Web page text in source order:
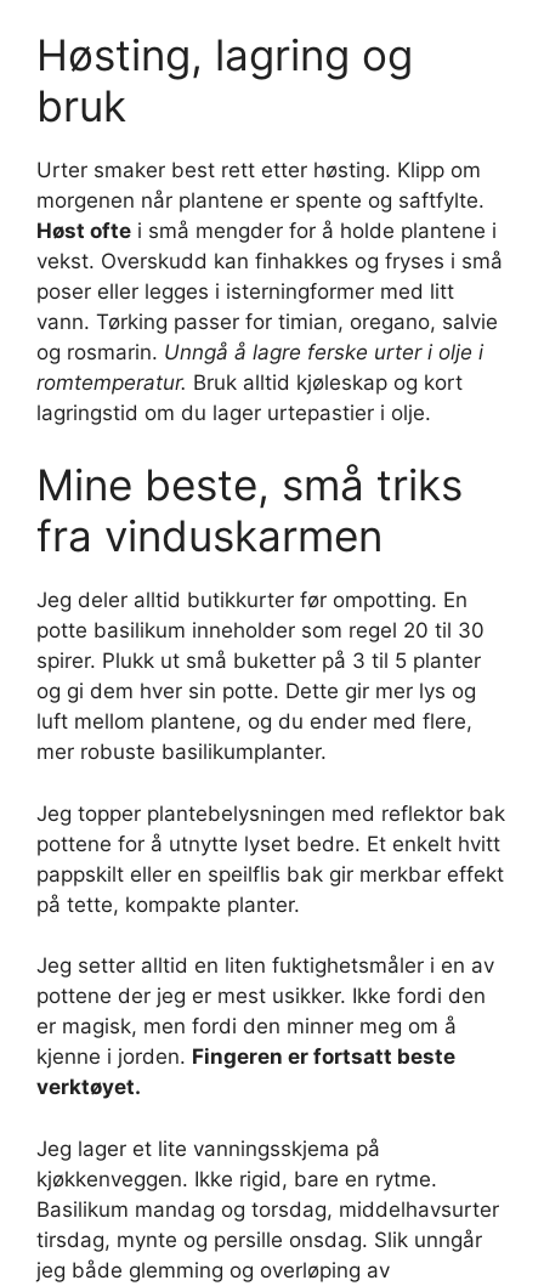
Høsting, lagring og
bruk
Urter smaker best rett etter høsting. Klipp om
morgenen når plantene er spente og saftfylte.
Høst ofte i små mengder for å holde plantene i
vekst. Overskudd kan finhakkes og fryses i små
poser eller legges i isterningformer med litt
vann. Tørking passer for timian, oregano, salvie
og rosmarin. Unngå å lagre ferske urter i olje i
romtemperatur. Bruk alltid kjøleskap og kort
lagringstid om du lager urtepastier i olje.
Mine beste, små triks
fra vinduskarmen
Jeg deler alltid butikkurter før ompotting. En
potte basilikum inneholder som regel 20 til 30
spirer. Plukk ut små buketter på 3 til 5 planter
og gi dem hver sin potte. Dette gir mer lys og
luft mellom plantene, og du ender med flere,
mer robuste basilikumplanter.
Jeg topper plantebelysningen med reflektor bak
pottene for å utnytte lyset bedre. Et enkelt hvitt
pappskilt eller en speilflis bak gir merkbar effekt
på tette, kompakte planter.
Jeg setter alltid en liten fuktighetsmåler i en av
pottene der jeg er mest usikker. Ikke fordi den
er magisk, men fordi den minner meg om å
kjenne i jorden. Fingeren er fortsatt beste
verktøyet.
Jeg lager et lite vanningsskjema på
kjøkkenveggen. Ikke rigid, bare en rytme.
Basilikum mandag og torsdag, middelhavsurter
tirsdag, mynte og persille onsdag. Slik unngår
jeg både glemming og overløping av